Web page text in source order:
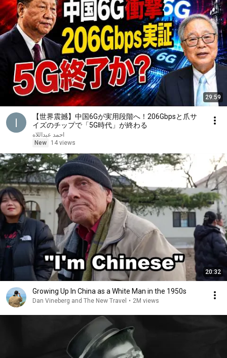
29:59
【世界震撼】中国6Gが実用段階へ！206Gbpsと爪サ
イズのチップで「5G時代」が終わる
احمد عبداللاه
New
14 views
20:32
Growing Up In China as a White Man in the 1950s
Dan Vineberg and The New Travel • 2M views